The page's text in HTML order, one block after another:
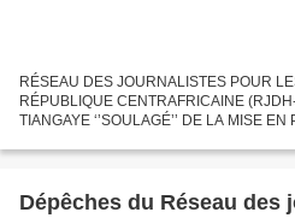
RÉSEAU DES JOURNALISTES POUR
RÉPUBLIQUE CENTRAFRICAINE
TIANGAYE ‘’SOULAGÉ’’ DE LA MISE
Tiangaye, se dit soulagé de...
Dépêches du Réseau des